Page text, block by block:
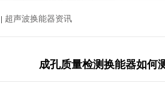
| 超声波换能器资讯
成孔质量检测换能器如何